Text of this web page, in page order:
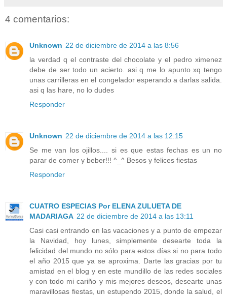
4 comentarios:
Unknown 22 de diciembre de 2014 a las 8:56
la verdad q el contraste del chocolate y el pedro ximenez
debe de ser todo un acierto. asi q me lo apunto xq tengo
unas carrilleras en el congelador esperando a darlas salida.
asi q las hare, no lo dudes
Responder
Unknown 22 de diciembre de 2014 a las 12:15
Se me van los ojillos.... si es que estas fechas es un no
parar de comer y beber!!! ^_^ Besos y felices fiestas
Responder
CUATRO ESPECIAS Por ELENA ZULUETA DE
MADARIAGA 22 de diciembre de 2014 a las 13:11
Casi casi entrando en las vacaciones y a punto de empezar
la Navidad, hoy lunes, simplemente desearte toda la
felicidad del mundo no sólo para estos días si no para todo
el año 2015 que ya se aproxima. Darte las gracias por tu
amistad en el blog y en este mundillo de las redes sociales
y con todo mi cariño y mis mejores deseos, desearte unas
maravillosas fiestas, un estupendo 2015, donde la salud, el